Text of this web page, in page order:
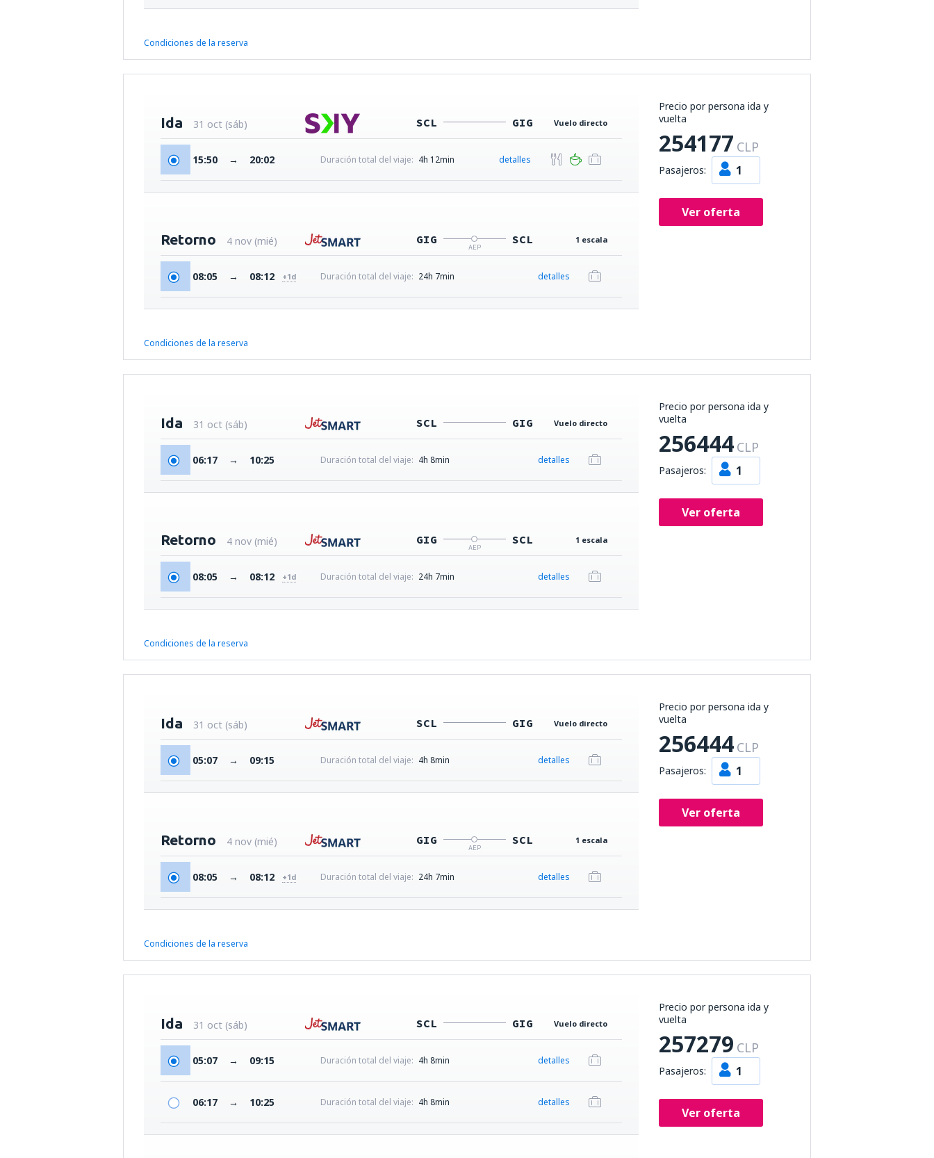
Condiciones de la reserva
Precio por persona ida y
vuelta
254177 CLP
Pasajeros: 1
Ver oferta
Ida 31 oct (sáb) SCL GIG Vuelo directo
15:50 → 20:02 Duración total del viaje: 4h 12min detalles
Retorno 4 nov (mié) GIG
AEP
SCL 1 escala
08:05 → 08:12 +1d Duración total del viaje: 24h 7min detalles
Condiciones de la reserva
Precio por persona ida y
vuelta
256444 CLP
Pasajeros: 1
Ver oferta
Ida 31 oct (sáb) SCL GIG Vuelo directo
06:17 → 10:25 Duración total del viaje: 4h 8min detalles
Retorno 4 nov (mié) GIG
AEP
SCL 1 escala
08:05 → 08:12 +1d Duración total del viaje: 24h 7min detalles
Condiciones de la reserva
Precio por persona ida y
vuelta
256444 CLP
Pasajeros: 1
Ver oferta
Ida 31 oct (sáb) SCL GIG Vuelo directo
05:07 → 09:15 Duración total del viaje: 4h 8min detalles
Retorno 4 nov (mié) GIG
AEP
SCL 1 escala
08:05 → 08:12 +1d Duración total del viaje: 24h 7min detalles
Condiciones de la reserva
Precio por persona ida y
vuelta
257279 CLP
Pasajeros: 1
Ver oferta
Ida 31 oct (sáb) SCL GIG Vuelo directo
05:07 → 09:15 Duración total del viaje: 4h 8min detalles
06:17 → 10:25 Duración total del viaje: 4h 8min detalles